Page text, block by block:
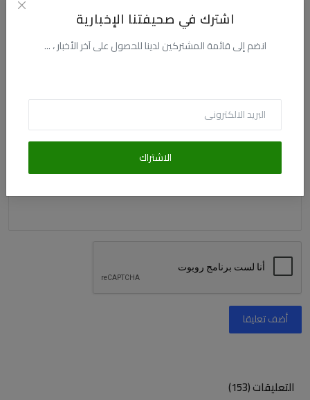
اشترك في صحيفتنا الإخبارية
انضم إلى قائمة المشتركين لدينا للحصول على آخر الأخبار ، ...
الاشتراك
أضف تعليقا
التعليقات (153)